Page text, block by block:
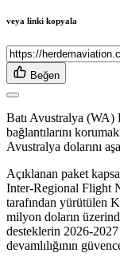
veya linki kopyala
Beğen
Batı Avustralya (WA)
bağlantılarını
Avustralya dolarını
Açıklanan paket
Inter-Regional Flight
tarafından yürütülen
milyon doların
desteklerin 2026-
devamlılığının